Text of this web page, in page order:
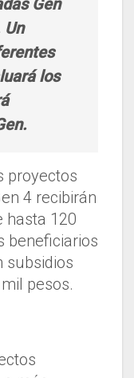
Gen
Un
los
proyectos
4 recibirán
hasta 120
beneficiarios
subsidios
pesos.